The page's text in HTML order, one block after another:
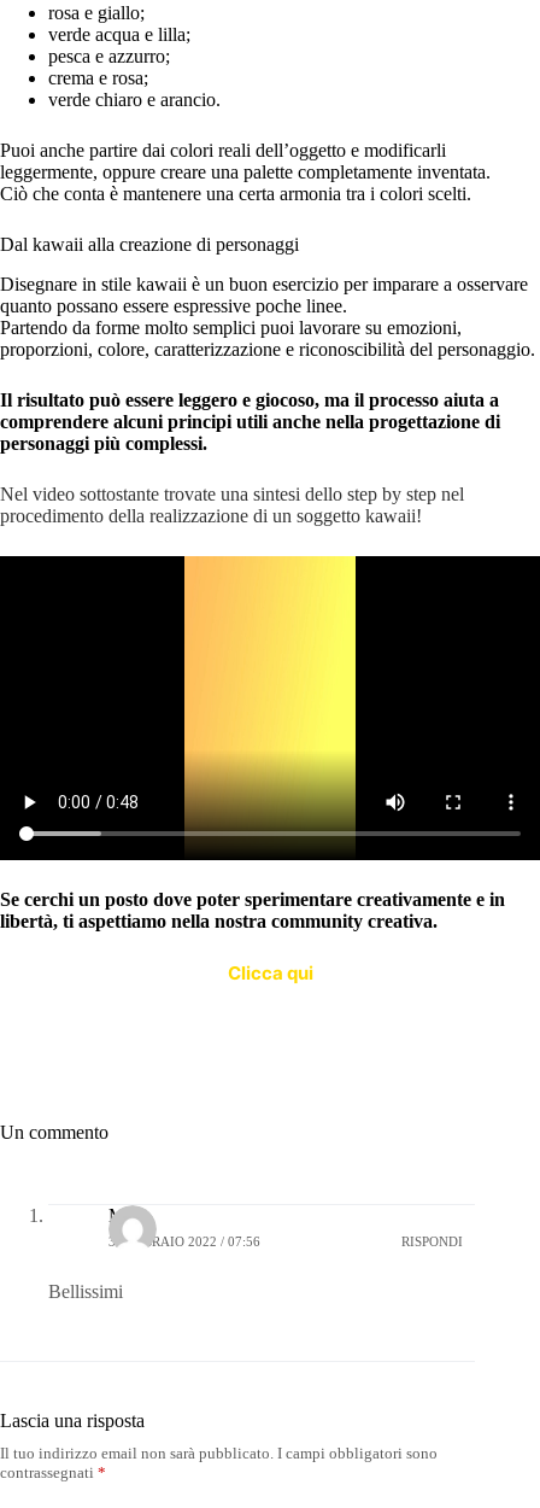
rosa e giallo;
verde acqua e lilla;
pesca e azzurro;
crema e rosa;
verde chiaro e arancio.
Puoi anche partire dai colori reali dell’oggetto e modificarli
leggermente, oppure creare una palette completamente inventata.
Ciò che conta è mantenere una certa armonia tra i colori scelti.
Dal kawaii alla creazione di personaggi
Disegnare in stile kawaii è un buon esercizio per imparare a osservare
quanto possano essere espressive poche linee.
Partendo da forme molto semplici puoi lavorare su emozioni,
proporzioni, colore, caratterizzazione e riconoscibilità del personaggio.
Il risultato può essere leggero e giocoso, ma il processo aiuta a
comprendere alcuni principi utili anche nella progettazione di
personaggi più complessi.
Nel video sottostante trovate una sintesi dello step by step nel
procedimento della realizzazione di un soggetto kawaii!
Se cerchi un posto dove poter sperimentare creativamente e in
libertà, ti aspettiamo nella nostra community creativa.
Clicca qui
Un commento
Mari
3 FEBBRAIO 2022 / 07:56 RISPONDI
Bellissimi
Lascia una risposta
Il tuo indirizzo email non sarà pubblicato. I campi obbligatori sono
contrassegnati *